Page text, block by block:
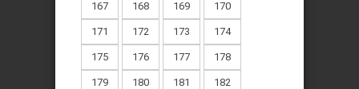
167 168 169 170
171 172 173 174
175 176 177 178
179 180 181 182